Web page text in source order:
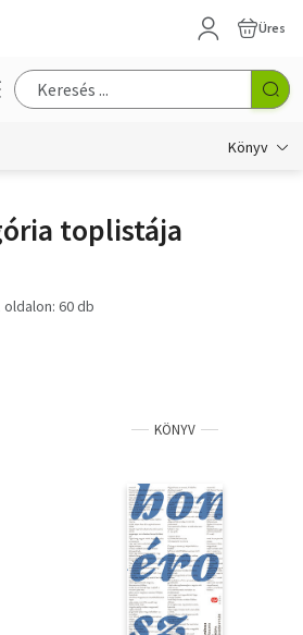
Üres
Könyv
toplistája
oldalon: 60 db
KÖNYV